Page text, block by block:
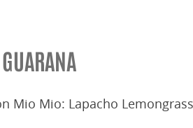
Mio Mio: Lapacho